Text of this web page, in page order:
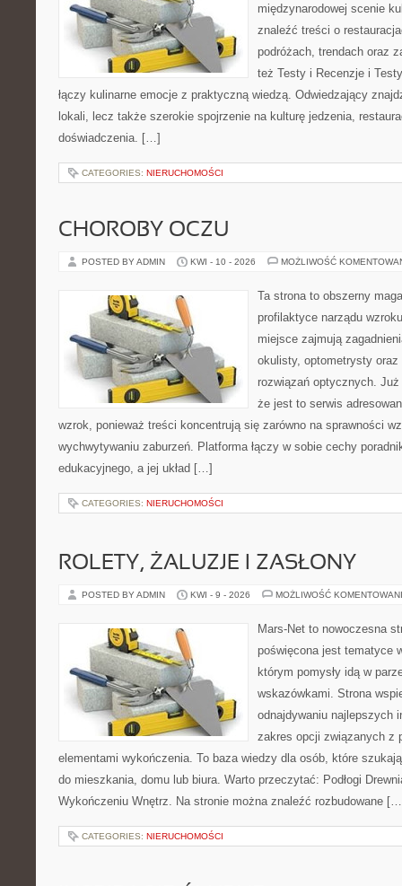
międzynarodowej scenie
znaleźć treści o
podróżach, trendach oraz
też Testy i Recenzje i
łączy kulinarne emocje z praktyczną wiedzą. Odwiedzający
lokali, lecz także szerokie spojrzenie na kulturę jedzenia,
doświadczenia. […]
CATEGORIES: NIERUCHOMOŚCI
CHOROBY OCZU
POSTED BY ADMIN KWI - 10 - 2026 MOŻLIWOŚĆ
Ta strona to obszerny
profilaktyce narządu
miejsce zajmują
okulisty, optometrysty oraz
rozwiązań optycznych.
że jest to serwis
wzrok, ponieważ treści koncentrują się zarówno na sprawności
wychwytywaniu zaburzeń. Platforma łączy w sobie cechy
edukacyjnego, a jej układ […]
CATEGORIES: NIERUCHOMOŚCI
ROLETY, ŻALUZJE I ZASŁONY
POSTED BY ADMIN KWI - 9 - 2026 MOŻLIWOŚĆ
Mars-Net to nowoczesna
poświęcona jest tematyce
którym pomysły idą w
wskazówkami. Strona
odnajdywaniu najlepszych
zakres opcji związanych z
elementami wykończenia. To baza wiedzy dla osób, które
do mieszkania, domu lub biura. Warto przeczytać: Podłogi
Wykończeniu Wnętrz. Na stronie można znaleźć rozbudowane
CATEGORIES: NIERUCHOMOŚCI